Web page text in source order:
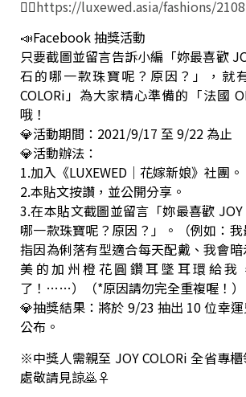
👉🏻https://luxewed.asia/fashions/
📣Facebook 抽獎活動
只要截圖並留言告訴小編「妳最喜歡
石的哪一款珠寶呢？原因？」，就
COLORi」為大家精心準備的「法國
哦！
💎活動期間：2021/9/17 至 9/22 為止
💎活動辦法：
1.加入《LUXEWED｜花嫁新娘》社團。
2.本貼文按讚，並公開分享。
3.在本貼文截圖並留言「妳最喜歡 JOY
哪一款珠寶呢？原因？」。（例如：
指因為俐落有型適合每天配戴、我會
美的加州橙花圓鑽耳墜耳環給我
了！……）（*原因請勿完全重複喔！）
💎抽獎結果：將於 9/23 抽出 10 位幸
公布。
※中獎人需親至 JOY COLORi 全省專
處敬請見諒🙇♀